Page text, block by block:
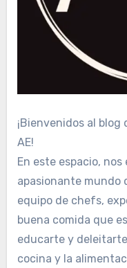
¡Bienvenidos al blog
AE!
En este espacio,
apasionante mundo
equipo de chefs,
buena comida que
educarte y
cocina y la